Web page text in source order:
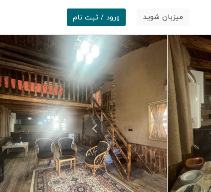
میزبان شوید ورود / ثبت نام